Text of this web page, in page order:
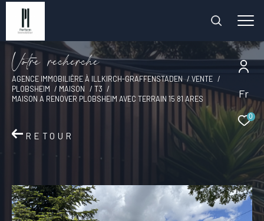
Fr
0
Votre recherche
AGENCE IMMOBILIÈRE À ILLKIRCH-GRAFFENSTADEN
VENTE
PLOBSHEIM
MAISON
T3
MAISON A RENOVER PLOBSHEIM AVEC TERRAIN 15 81 ARES
RETOUR